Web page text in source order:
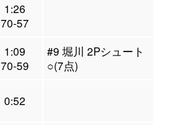
1:26
70-57
1:09
70-59
#9 堀川 2Pシュート
○(7点)
0:52